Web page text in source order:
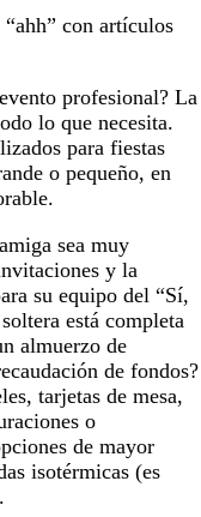
con artículos
profesional? La
lo que necesita.
para fiestas
o pequeño, en
sea muy
y la
su equipo del “Sí,
está completa
almuerzo de
de fondos?
tarjetas de mesa,
o
de mayor
isotérmicas (es